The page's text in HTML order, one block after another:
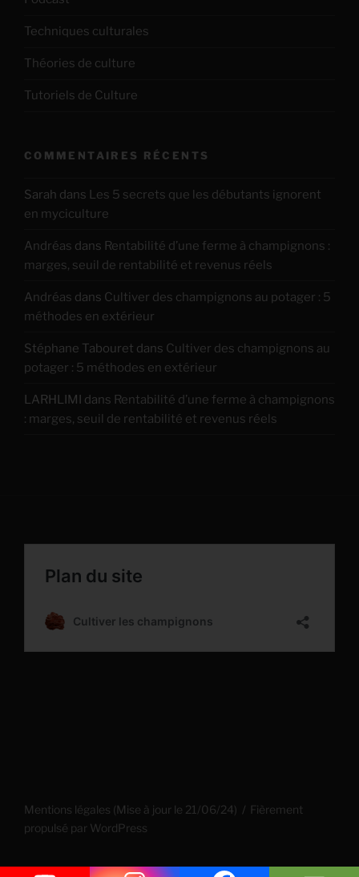
Techniques culturales
Théories de culture
Tutoriels de Culture
COMMENTAIRES RÉCENTS
Sarah dans Les 5 secrets que les débutants ignorent
en myciculture
Andréas dans Rentabilité d’une ferme à champignons :
marges, seuil de rentabilité et revenus réels
Andréas dans Cultiver des champignons au potager : 5
méthodes en extérieur
Stéphane Tabouret dans Cultiver des champignons au
potager : 5 méthodes en extérieur
LARHLIMI dans Rentabilité d’une ferme à champignons
: marges, seuil de rentabilité et revenus réels
Mentions légales (Mise à jour le 21/06/24)
Fièrement
propulsé par WordPress